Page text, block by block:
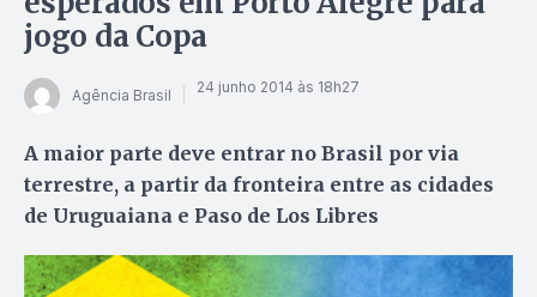
jogo da Copa
Agência Brasil 24 junho 2014 às 18h27
A maior parte deve entrar no Brasil por via
terrestre, a partir da fronteira entre as cidades
de Uruguaiana e Paso de Los Libres